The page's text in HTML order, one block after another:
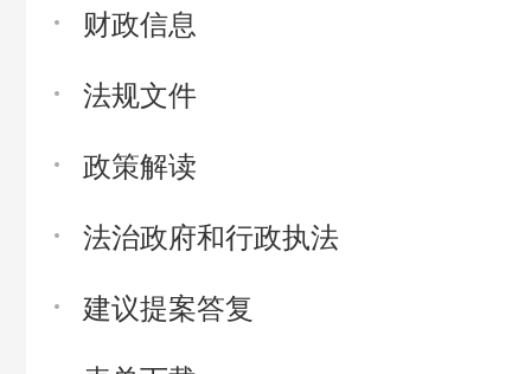
财政信息
法规文件
政策解读
法治政府和行政执法
建议提案答复